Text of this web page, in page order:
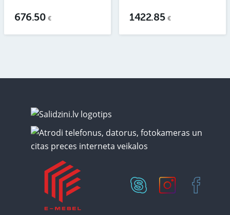
676.50€ 1422.85 €